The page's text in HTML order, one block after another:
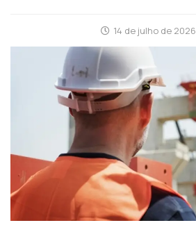
14 de julho de 2026